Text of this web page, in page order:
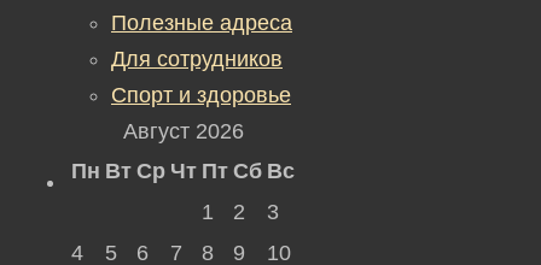
Полезные адреса
Для сотрудников
Спорт и здоровье
Август 2026
Пн Вт Ср Чт Пт Сб Вс
1
2
3
4
5 6 7 8 9 10